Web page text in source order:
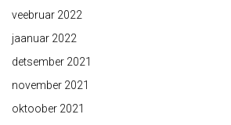
veebruar 2022
jaanuar 2022
detsember 2021
november 2021
oktoober 2021